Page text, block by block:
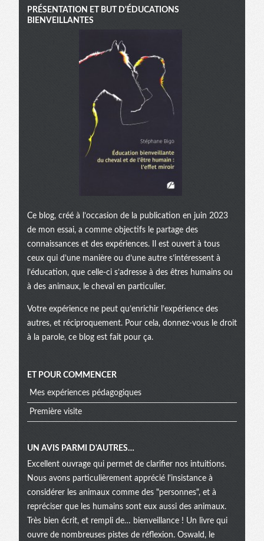
PRÉSENTATION ET BUT D'ÉDUCATIONS
BIENVEILLANTES
Ce blog, créé à l’occasion de la publication en juin 2023
de mon essai, a comme objectifs le partage des
connaissances et des expériences. Il est ouvert à tous
ceux qui d’une manière ou d’une autre s’intéressent à
l’éducation, que celle-ci s’adresse à des êtres humains ou
à des animaux, le cheval en particulier.
Votre expérience ne peut qu’enrichir l’expérience des
autres, et réciproquement. Pour cela, donnez-vous le droit
à la parole, ce blog est fait pour ça.
ET POUR COMMENCER
Mes expériences pédagogiques
Première visite
UN AVIS PARMI D'AUTRES…
Excellent ouvrage qui permet de clarifier nos intuitions.
Nous avons particulièrement apprécié l'insistance à
considérer les animaux comme des "personnes", et à
repréciser que les humains sont eux aussi des animaux.
Très bien écrit, et rempli de… bienveillance ! Un livre qui
ouvre de nombreuses pistes de réflexion. Oswald, le